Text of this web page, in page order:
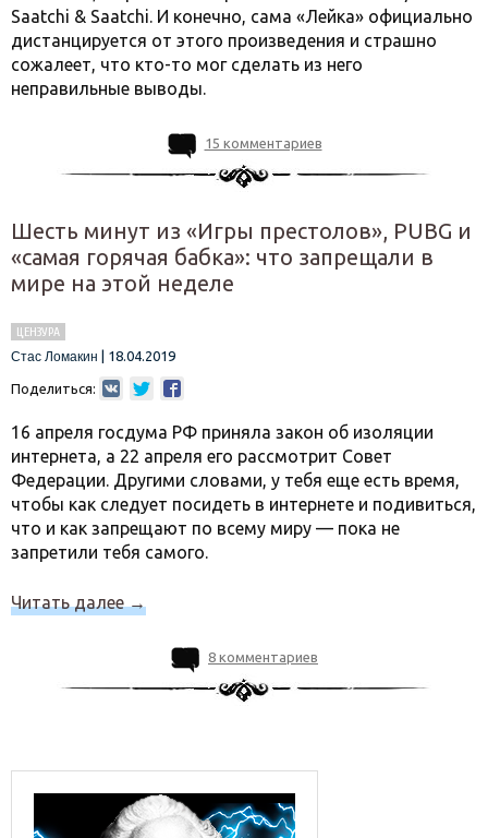
Saatchi & Saatchi. И конечно, сама «Лейка» официально
дистанцируется от этого произведения и страшно
сожалеет, что кто-то мог сделать из него
неправильные выводы.
15 комментариев
Шесть минут из «Игры престолов», PUBG и
«самая горячая бабка»: что запрещали в
мире на этой неделе
ЦЕНЗУРА
Стас Ломакин
18.04.2019
Поделиться:
16 апреля госдума РФ приняла закон об изоляции
интернета, а 22 апреля его рассмотрит Совет
Федерации. Другими словами, у тебя еще есть время,
чтобы как следует посидеть в интернете и подивиться,
что и как запрещают по всему миру — пока не
запретили тебя самого.
Читать далее→
8 комментариев